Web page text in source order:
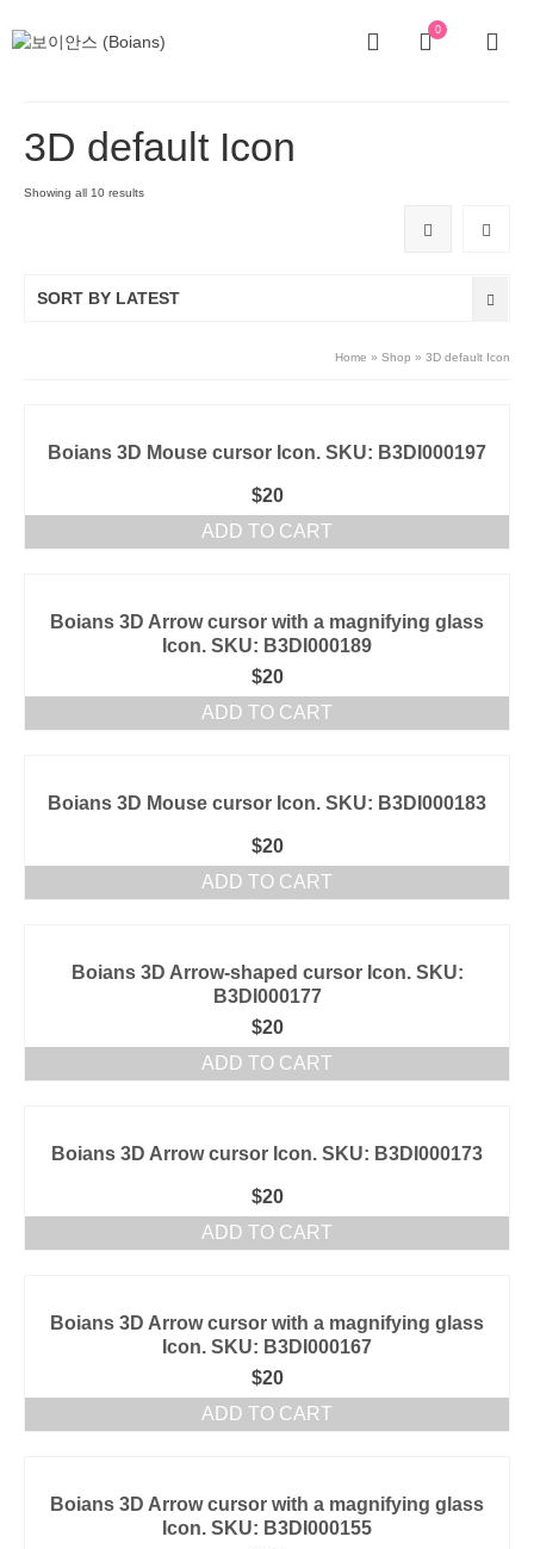
0
3D default Icon
Showing all 10 results
SORT BY LATEST
Home » Shop » 3D default Icon
Boians 3D Mouse cursor Icon. SKU: B3DI000197
$20
ADD TO CART
Boians 3D Arrow cursor with a magnifying glass
Icon. SKU: B3DI000189
$20
ADD TO CART
Boians 3D Mouse cursor Icon. SKU: B3DI000183
$20
ADD TO CART
Boians 3D Arrow-shaped cursor Icon. SKU:
B3DI000177
$20
ADD TO CART
Boians 3D Arrow cursor Icon. SKU: B3DI000173
$20
ADD TO CART
Boians 3D Arrow cursor with a magnifying glass
Icon. SKU: B3DI000167
$20
ADD TO CART
Boians 3D Arrow cursor with a magnifying glass
Icon. SKU: B3DI000155